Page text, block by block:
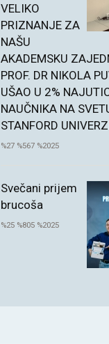
VELIKO
PRIZNANJE ZA
NAŠU
AKADEMSKU
PROF. DR NIKOLA
UŠAO U 2%
NAUČNIKA NA
STANFORD
%27 %567 %2025
Svečani prijem
brucoša
%25 %805 %2025